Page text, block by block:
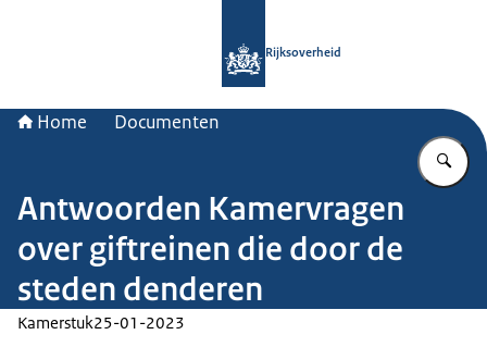
Rijksoverheid
Home Documenten
Antwoorden Kamervragen
over giftreinen die door de
steden denderen
Kamerstuk25-01-2023